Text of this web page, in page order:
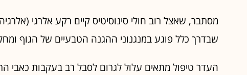
מסתבר, שאצל רוב חולי סינוסיטיס קיים רקע אלרגי
שבדרך כלל פוגע במנגנוני ההגנה הטבעיים של הגוף
העדר טיפול מתאים עלול לגרום לסבל רב בעקבות כאבי